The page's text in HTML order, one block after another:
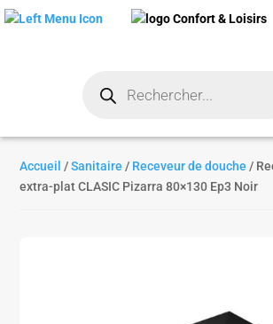
produits
Accueil /Sanitaire / Receveur de douche /
extra-plat CLASIC Pizarra 80×130 Ep3 Noir